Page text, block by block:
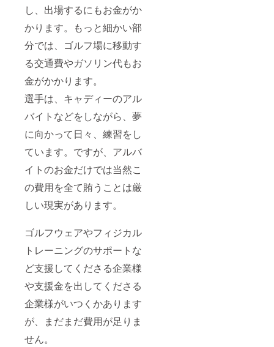
し、出場するにもお金がか
かります。もっと細かい部
分では、ゴルフ場に移動す
る交通費やガソリン代もお
金がかかります。
選手は、キャディーのアル
バイトなどをしながら、夢
に向かって日々、練習をし
ています。ですが、アルバ
イトのお金だけでは当然こ
の費用を全て賄うことは厳
しい現実があります。
ゴルフウェアやフィジカル
トレーニングのサポートな
ど支援してくださる企業様
や支援金を出してくださる
企業様がいつくかあります
が、まだまだ費用が足りま
せん。